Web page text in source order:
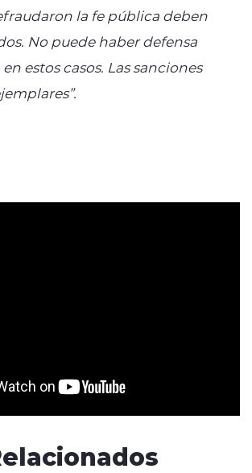
la fe pública deben
No puede haber defensa
estos casos. Las sanciones